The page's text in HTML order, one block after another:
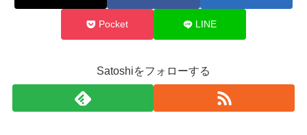
Pocket LINE
Satoshiをフォローする